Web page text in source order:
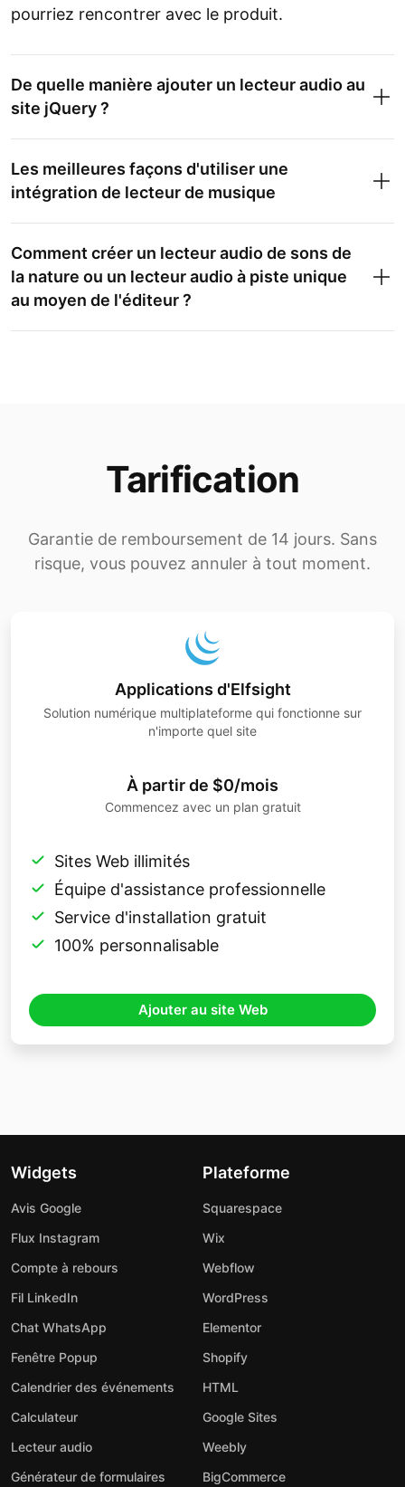
pourriez rencontrer avec le produit.
De quelle manière ajouter un lecteur audio au
site jQuery ?
Les meilleures façons d'utiliser une
intégration de lecteur de musique
Comment créer un lecteur audio de sons de
la nature ou un lecteur audio à piste unique
au moyen de l'éditeur ?
Tarification
Garantie de remboursement de 14 jours. Sans
risque, vous pouvez annuler à tout moment.
Applications d'Elfsight
Solution numérique multiplateforme qui fonctionne sur
n'importe quel site
À partir de $0/mois
Commencez avec un plan gratuit
Sites Web illimités
Équipe d'assistance professionnelle
Service d'installation gratuit
100% personnalisable
Ajouter au site Web
Widgets
Avis Google
Flux Instagram
Compte à rebours
Fil LinkedIn
Chat WhatsApp
Fenêtre Popup
Calendrier des événements
Calculateur
Lecteur audio
Générateur de formulaires
Plateforme
Squarespace
Wix
Webflow
WordPress
Elementor
Shopify
HTML
Google Sites
Weebly
BigCommerce